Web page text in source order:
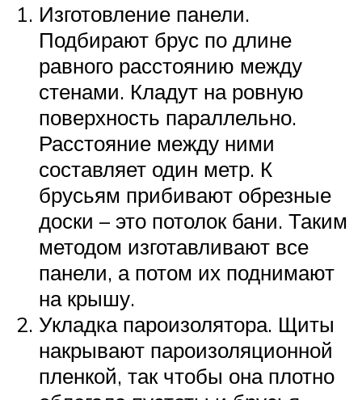
Изготовление панели.
Подбирают брус по длине
равного расстоянию между
стенами. Кладут на ровную
поверхность параллельно.
Расстояние между ними
составляет один метр. К
брусьям прибивают обрезные
доски – это потолок бани. Таким
методом изготавливают все
панели, а потом их поднимают
на крышу.
Укладка пароизолятора. Щиты
накрывают пароизоляционной
пленкой, так чтобы она плотно